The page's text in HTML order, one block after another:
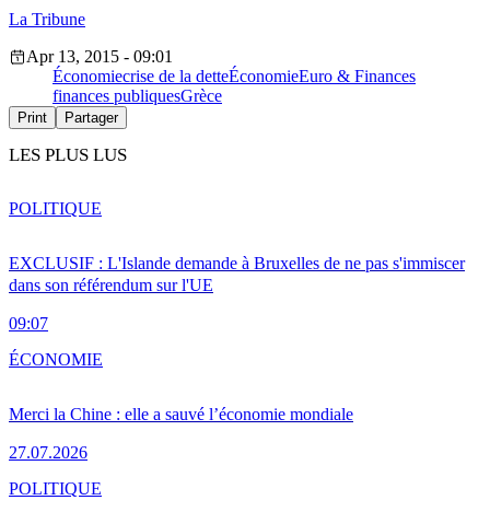
La Tribune
Apr 13, 2015 - 09:01
Économiecrise de la detteÉconomieEuro & Finances
finances publiquesGrèce
Print Partager
LES PLUS LUS
EXCLUSIF : L'Islande demande à Bruxelles de ne pas s'immiscer
dans son référendum sur l'UE
09:07
POLITIQUE
Merci la Chine : elle a sauvé l’économie mondiale
27.07.2026
ÉCONOMIE
POLITIQUE